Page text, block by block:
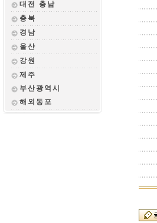
대전 충남
충북
경남
울산
강원
제주
부산광역시
해외동포